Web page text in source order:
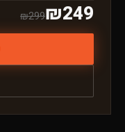
₪249
₪299